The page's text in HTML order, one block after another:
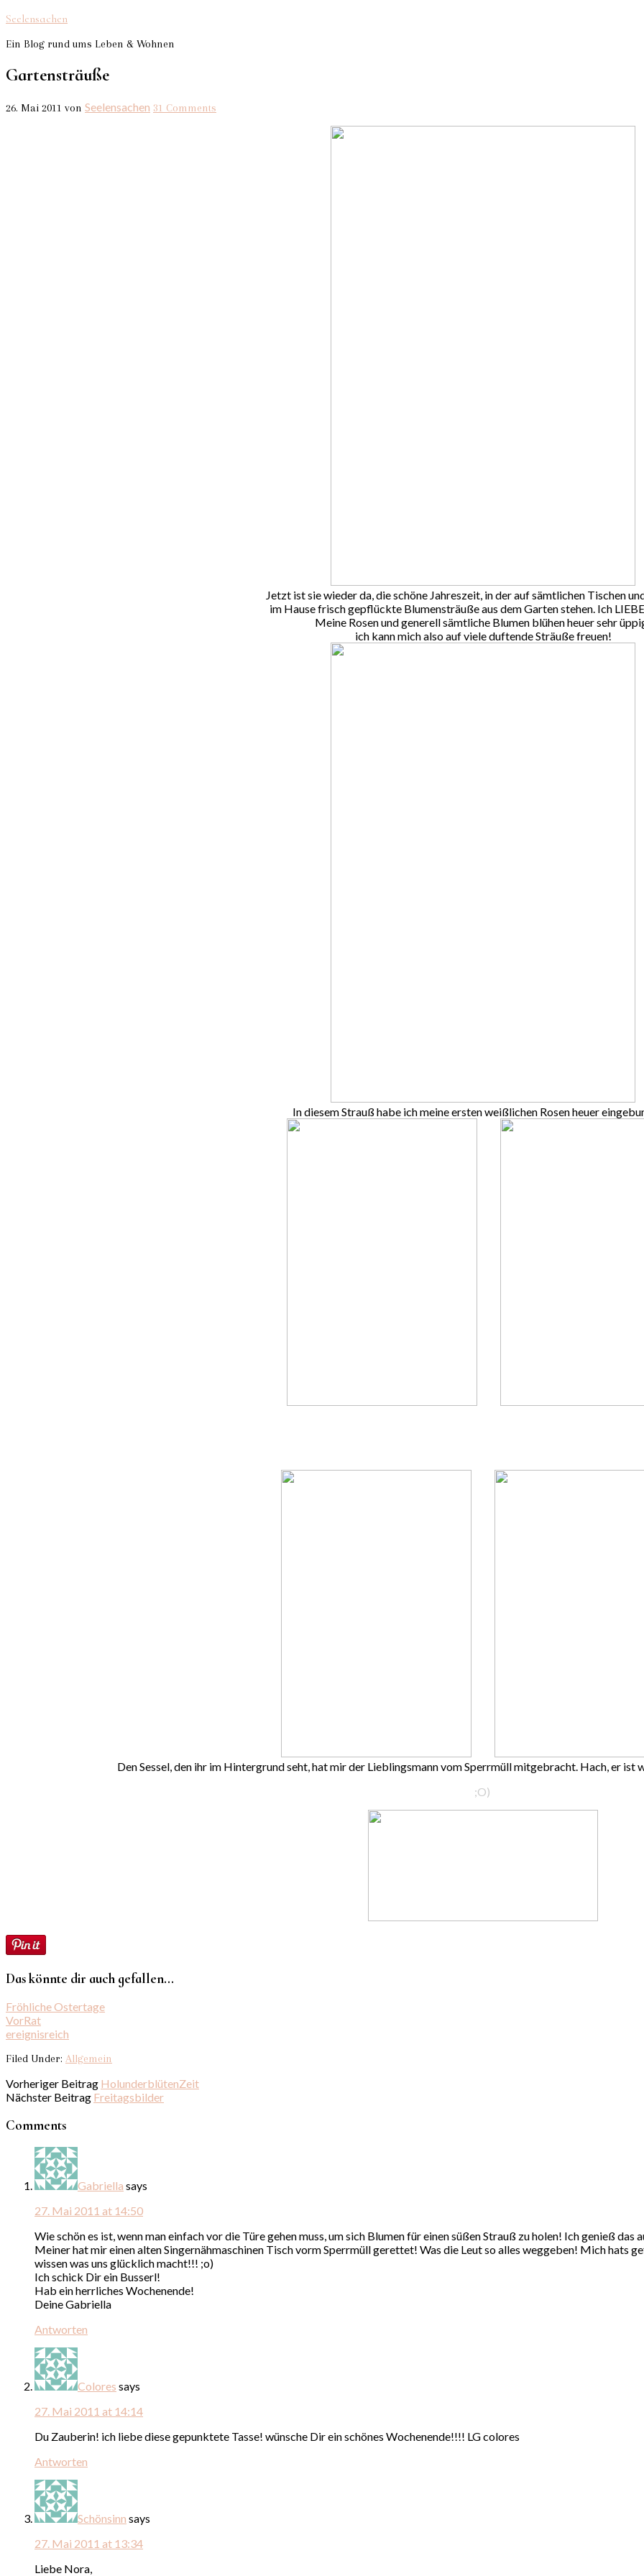
Seelensachen
Ein Blog rund ums Leben & Wohnen
Gartensträuße
26. Mai 2011 von Seelensachen 31 Comments
Jetzt ist sie wieder da, die schöne Jahreszeit, in der auf sämtlichen Tischen
im Hause frisch gepflückte Blumensträuße aus dem Garten stehen. Ich
Meine Rosen und generell sämtliche Blumen blühen heuer sehr
ich kann mich also auf viele duftende Sträuße freuen!
In diesem Strauß habe ich meine ersten weißlichen Rosen heuer
Den Sessel, den ihr im Hintergrund seht, hat mir der Lieblingsmann vom Sperrmüll mitgebracht. Hach, er
;O)
Das könnte dir auch gefallen...
Fröhliche Ostertage
VorRat
ereignisreich
Filed Under: Allgemein
Vorheriger Beitrag HolunderblütenZeit
Nächster Beitrag Freitagsbilder
Comments
Gabriella says
27. Mai 2011 at 14:50
Wie schön es ist, wenn man einfach vor die Türe gehen muss, um sich Blumen für einen süßen Strauß zu holen! Ich genieß
Meiner hat mir einen alten Singernähmaschinen Tisch vorm Sperrmüll gerettet! Was die Leut so alles weggeben! Mich hats
wissen was uns glücklich macht!!! ;o)
Ich schick Dir ein Busserl!
Hab ein herrliches Wochenende!
Deine Gabriella
Antworten
Colores says
27. Mai 2011 at 14:14
Du Zauberin! ich liebe diese gepunktete Tasse! wünsche Dir ein schönes Wochenende!!!! LG colores
Antworten
Schönsinn says
27. Mai 2011 at 13:34
Liebe Nora,